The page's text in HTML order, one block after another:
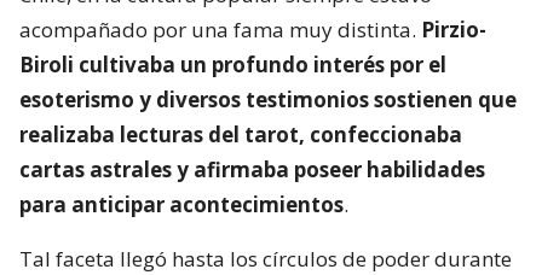
acompañado por una fama muy distinta. Pirzio-
Biroli cultivaba un profundo interés por el
esoterismo y diversos testimonios sostienen que
realizaba lecturas del tarot, confeccionaba
cartas astrales y afirmaba poseer habilidades
para anticipar acontecimientos.
Tal faceta llegó hasta los círculos de poder durante